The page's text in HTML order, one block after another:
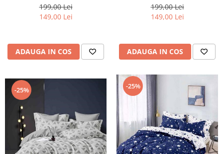
199,00 Lei
149,00 Lei
ADAUGA IN COS
199,00 Lei
149,00 Lei
ADAUGA IN COS
-25% -25%